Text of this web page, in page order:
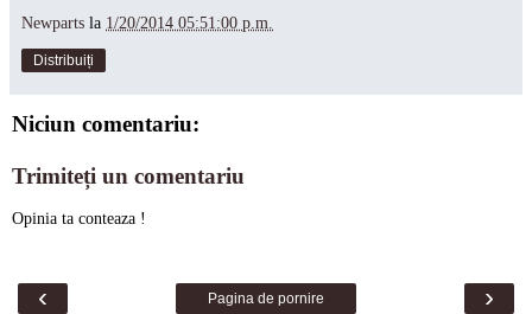
Newparts la 1/20/2014 05:51:00 p.m.
Distribuiți
Niciun comentariu:
Trimiteți un comentariu
Opinia ta conteaza !
‹ ›
Pagina de pornire